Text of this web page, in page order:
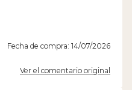
Fecha de compra: 14/07/2026
Ver el comentario original